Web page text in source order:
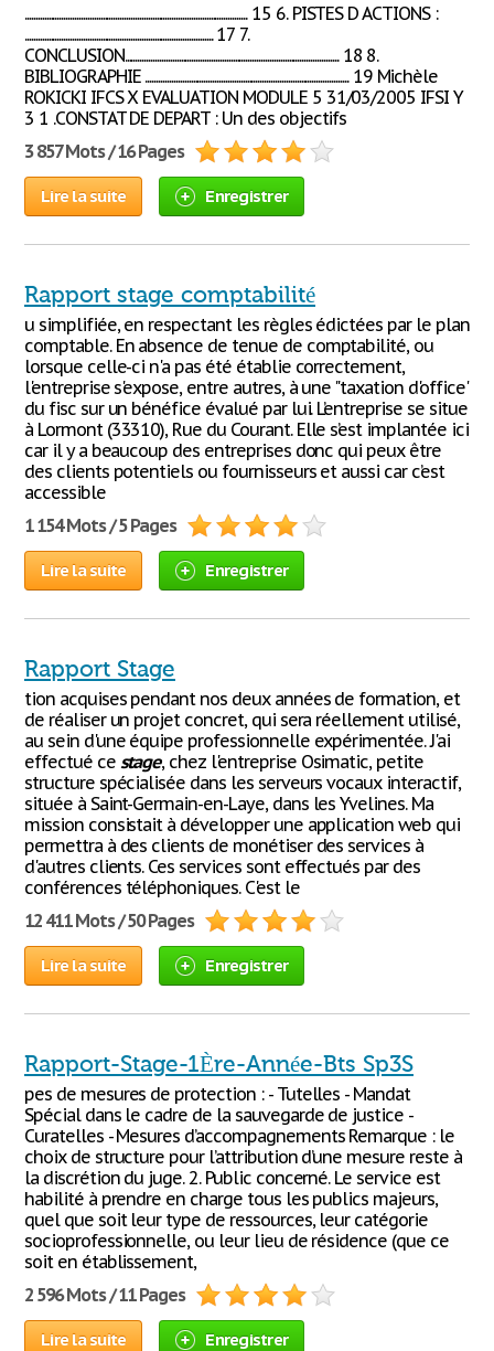
....................................................................................................... 15 6. PISTES D ACTIONS :
....................................................................................... 17 7.
CONCLUSION................................................................................................... 18 8.
BIBLIOGRAPHIE .............................................................................................. 19 Michèle
ROKICKI IFCS X EVALUATION MODULE 5 31/03/2005 IFSI Y
3 1 .CONSTAT DE DEPART : Un des objectifs
3 857 Mots / 16 Pages
Lire la suite Enregistrer
Rapport stage comptabilité
u simplifiée, en respectant les règles édictées par le plan
comptable. En absence de tenue de comptabilité, ou
lorsque celle-ci n'a pas été établie correctement,
l'entreprise s'expose, entre autres, à une "taxation d'office"
du fisc sur un bénéfice évalué par lui. L’entreprise se situe
à Lormont (33310), Rue du Courant. Elle s’est implantée ici
car il y a beaucoup des entreprises donc qui peux être
des clients potentiels ou fournisseurs et aussi car c’est
accessible
1 154 Mots / 5 Pages
Lire la suite Enregistrer
Rapport Stage
tion acquises pendant nos deux années de formation, et
de réaliser un projet concret, qui sera réellement utilisé,
au sein d'une équipe professionnelle expérimentée. J'ai
effectué ce stage, chez l'entreprise Osimatic, petite
structure spécialisée dans les serveurs vocaux interactif,
située à Saint-Germain-en-Laye, dans les Yvelines. Ma
mission consistait à développer une application web qui
permettra à des clients de monétiser des services à
d'autres clients. Ces services sont effectués par des
conférences téléphoniques. C'est le
12 411 Mots / 50 Pages
Lire la suite Enregistrer
Rapport-Stage-1Ère-Année-Bts Sp3S
pes de mesures de protection : - Tutelles - Mandat
Spécial dans le cadre de la sauvegarde de justice -
Curatelles - Mesures d’accompagnements Remarque : le
choix de structure pour l’attribution d’une mesure reste à
la discrétion du juge. 2. Public concerné. Le service est
habilité à prendre en charge tous les publics majeurs,
quel que soit leur type de ressources, leur catégorie
socioprofessionnelle, ou leur lieu de résidence (que ce
soit en établissement,
2 596 Mots / 11 Pages
Lire la suite Enregistrer